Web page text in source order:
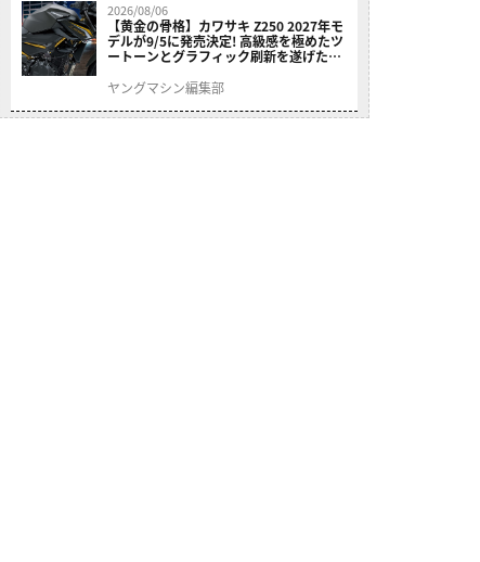
2026/08/06
【黄金の骨格】カワサキ Z250 2027年モ
デルが9/5に発売決定! 高級感を極めたツ
ートーンとグラフィック刷新を遂げた本
ヤングマシン編集部